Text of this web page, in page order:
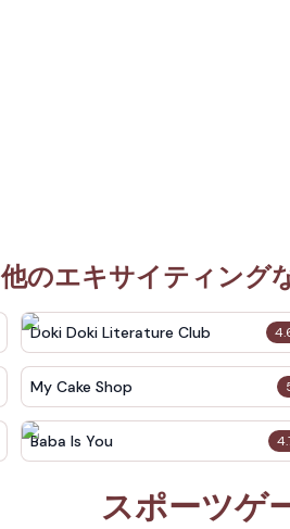
他のエキサイティング
Doki Doki Literature Club
My Cake Shop
Baba Is You
スポーツゲ